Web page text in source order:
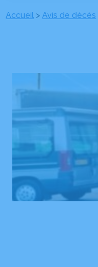
Accueil >Avis de décès